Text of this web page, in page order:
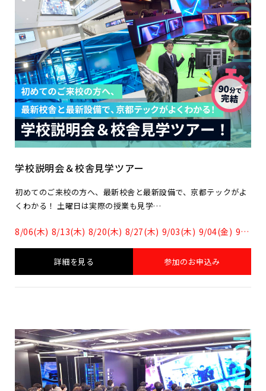
学校説明会＆校舎見学ツアー
初めてのご来校の方へ、最新校舎と最新設備で、京都テックがよ
くわかる！ 土曜日は実際の授業も見学…
8/06(木) 8/13(木) 8/20(木) 8/27(木) 9/03(木) 9/04(金) 9/10(木)
詳細を見る 参加のお申込み